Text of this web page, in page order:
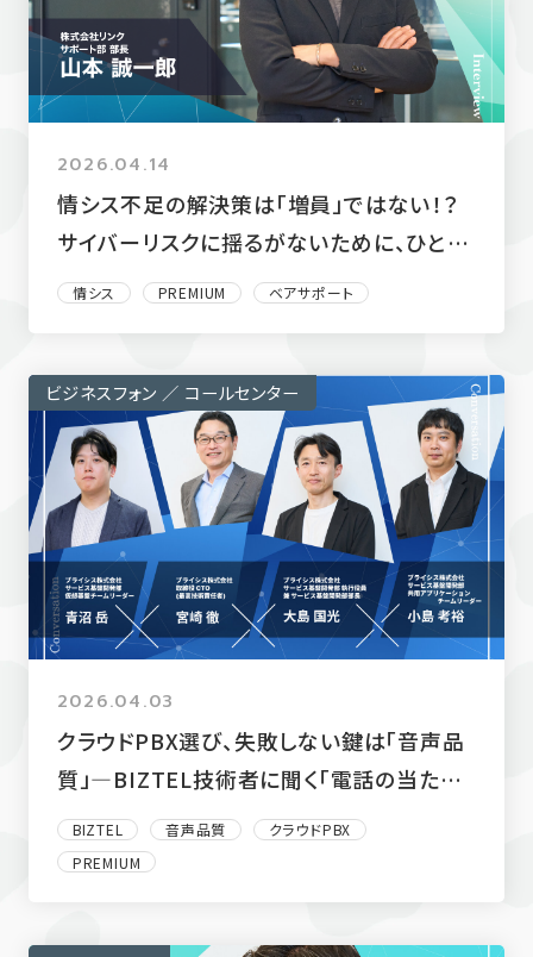
2026.04.14
情シス不足の解決策は「増員」ではない！？
サイバーリスクに揺るがないために、ひとり
情シスがすべきこととは
情シス PREMIUM ベアサポート
ビジネスフォン ／ コールセンター
2026.04.03
クラウドPBX選び、失敗しない鍵は「音声品
質」―BIZTEL技術者に聞く「電話の当たり
前」の裏側とは―
BIZTEL 音声品質
クラウドPBX
PREMIUM